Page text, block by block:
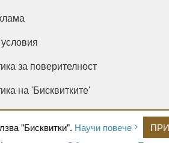
"Бисквитки". Научи повече
условия
за поверителност
на 'Бисквитките'